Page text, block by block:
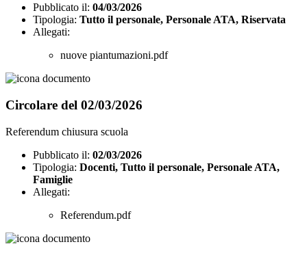
Pubblicato il: 04/03/2026
Tipologia: Tutto il personale, Personale ATA, Riservata
Allegati:
nuove piantumazioni.pdf
Circolare del 02/03/2026
Referendum chiusura scuola
Pubblicato il: 02/03/2026
Tipologia: Docenti, Tutto il personale, Personale ATA,
Famiglie
Allegati:
Referendum.pdf